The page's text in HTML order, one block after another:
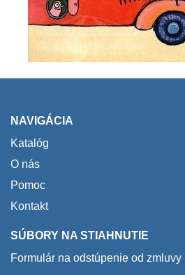
NAVIGÁCIA
Katalóg
O nás
Pomoc
Kontakt
SÚBORY NA STIAHNUTIE
Formulár na odstúpenie od zmluvy